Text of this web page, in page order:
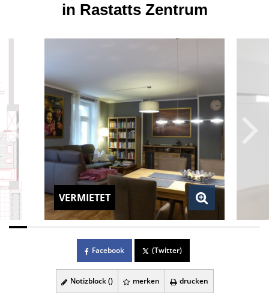
in Rastatts Zentrum
VERMIETET
Facebook (Twitter)
Notizblock () merken drucken